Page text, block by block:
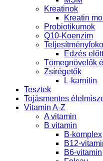
Kreatinok
Kreatin
Probiotikumok
Q10-Koenzim
Edzés
Tömegnövelők
Zsírégetők
L-karnitin
Tesztek
Tojásmentes
Vitamin A-Z
A vitamin
B vitamin
B-komplex
B12-
B6-vitamin